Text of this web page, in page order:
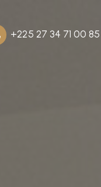
+225 27 34 71 00 85